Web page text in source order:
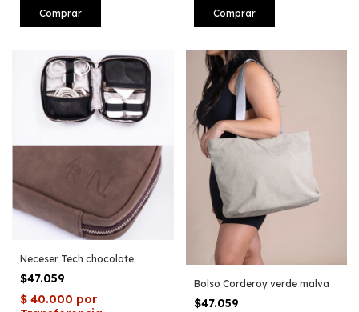
Neceser Tech chocolate
$47.059 Bolso Corderoy verde malva
$47.059